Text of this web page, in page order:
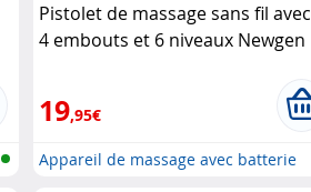
Pistolet de massage sans fil avec
4 embouts et 6 niveaux Newgen
19,95€
Appareil de massage avec batterie